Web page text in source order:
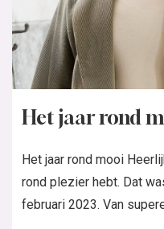
Het jaar rond
Het jaar rond mooi
rond plezier hebt. Dat
februari 2023. Van